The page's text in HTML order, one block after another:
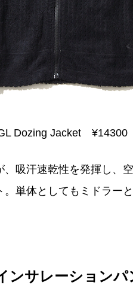
Dozing Jacket ¥14300
吸汗速乾性を発揮し、
単体としてもミドラー
ンサレーションパ